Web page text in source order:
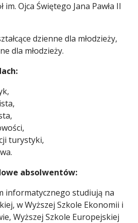
im. Ojca Świętego Jana Pawła II
dzienne dla młodzieży,
dla młodzieży.
turystyki,
absolwentów:
informatycznego studiują na
w Wyższej Szkole Ekonomii i
Wyższej Szkole Europejskiej